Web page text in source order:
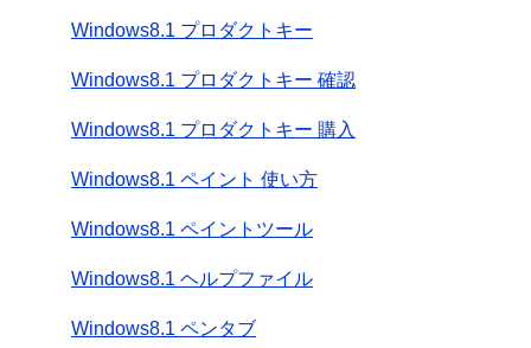
Windows8.1 プロダクトキー
Windows8.1 プロダクトキー 確認
Windows8.1 プロダクトキー 購入
Windows8.1 ペイント 使い方
Windows8.1 ペイントツール
Windows8.1 ヘルプファイル
Windows8.1 ペンタブ